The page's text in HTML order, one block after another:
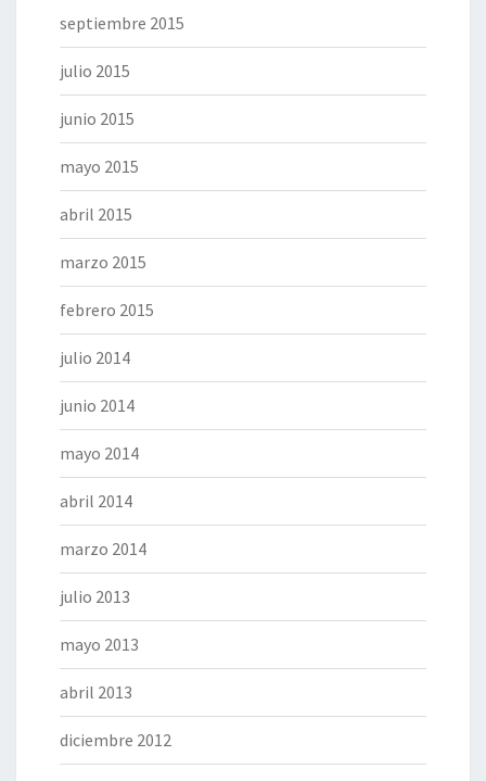
septiembre 2015
julio 2015
junio 2015
mayo 2015
abril 2015
marzo 2015
febrero 2015
julio 2014
junio 2014
mayo 2014
abril 2014
marzo 2014
julio 2013
mayo 2013
abril 2013
diciembre 2012